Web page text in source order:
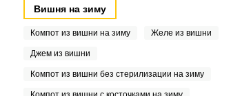
Вишня на зиму
Компот из вишни на зиму Желе из вишни
Джем из вишни
Компот из вишни без стерилизации на зиму